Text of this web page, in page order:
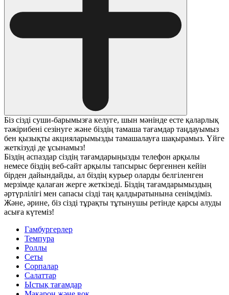
Біз сізді суши-барымызға келуге, шын мәнінде есте қаларлық
тәжірибені сезінуге және біздің тамаша тағамдар таңдауымыз
бен қызықты акцияларымызды тамашалауға шақырамыз. Үйге
жеткізуді де ұсынамыз!
Біздің аспаздар сіздің тағамдарыңызды телефон арқылы
немесе біздің веб-сайт арқылы тапсырыс бергеннен кейін
бірден дайындайды, ал біздің курьер оларды белгіленген
мерзімде қалаған жерге жеткізеді. Біздің тағамдарымыздың
әртүрлілігі мен сапасы сізді таң қалдыратынына сенімдіміз.
Және, әрине, біз сізді тұрақты тұтынушы ретінде қарсы алуды
асыға күтеміз!
Гамбургерлер
Темпура
Роллы
Сеты
Сорпалар
Салаттар
Ыстық тағамдар